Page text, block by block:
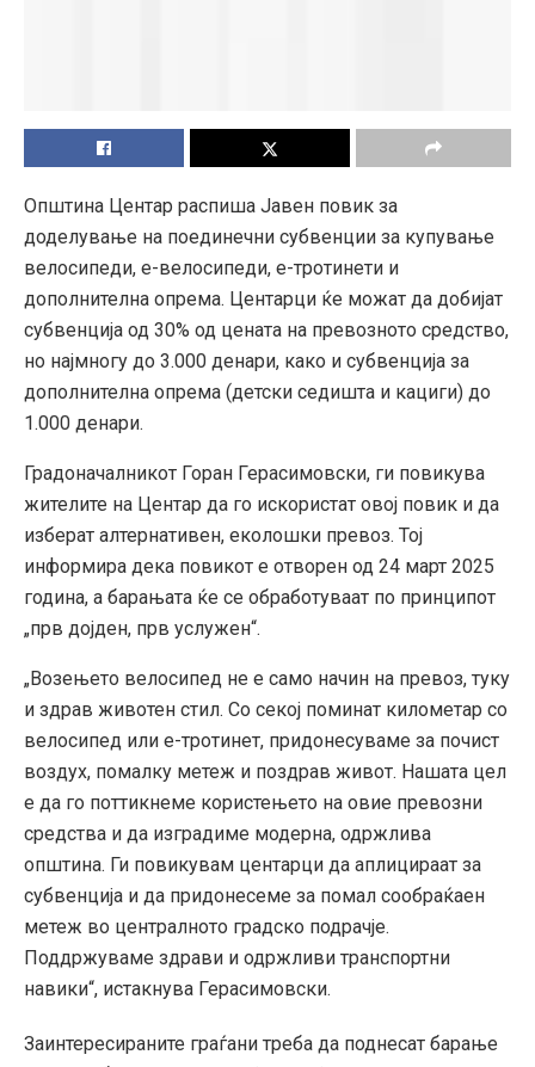
Општина Центар распиша Јавен повик за
доделување на поединечни субвенции за купување
велосипеди, е-велосипеди, е-тротинети и
дополнителна опрема. Центарци ќе можат да добијат
субвенција од 30% од цената на превозното средство,
но најмногу до 3.000 денари, како и субвенција за
дополнителна опрема (детски седишта и кациги) до
1.000 денари.
Градоначалникот Горан Герасимовски, ги повикува
жителите на Центар да го искористат овој повик и да
изберат алтернативен, еколошки превоз. Тој
информира дека повикот е отворен од 24 март 2025
година, а барањата ќе се обработуваат по принципот
„прв дојден, прв услужен“.
„Возењето велосипед не е само начин на превоз, туку
и здрав животен стил. Со секој поминат километар со
велосипед или е-тротинет, придонесуваме за почист
воздух, помалку метеж и поздрав живот. Нашата цел
е да го поттикнеме користењето на овие превозни
средства и да изградиме модерна, одржлива
општина. Ги повикувам центарци да аплицираат за
субвенција и да придонесеме за помал сообраќаен
метеж во централното градско подрачје.
Поддржуваме здрави и одржливи транспортни
навики“, истакнува Герасимовски.
Заинтересираните граѓани треба да поднесат барање